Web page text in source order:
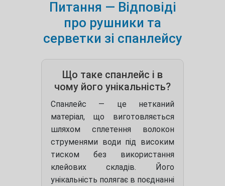
Питання — Відповіді
про рушники та
серветки зі спанлейсу
Що таке спанлейс і в
чому його унікальність?
Спанлейс — це нетканий
матеріал, що виготовляється
шляхом сплетення волокон
струменями води під високим
тиском без використання
клейових складів. Його
унікальність полягає в поєднанні